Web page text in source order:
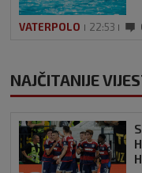
VATERPOLO 22:53
NAJČITANIJE